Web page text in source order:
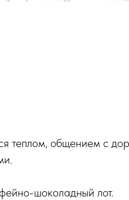
теплом, общением с
шоколадный лот.